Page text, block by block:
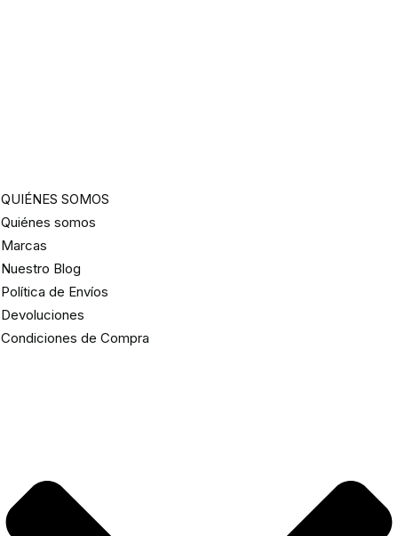
QUIÉNES SOMOS
Quiénes somos
Marcas
Nuestro Blog
Política de Envíos
Devoluciones
Condiciones de Compra